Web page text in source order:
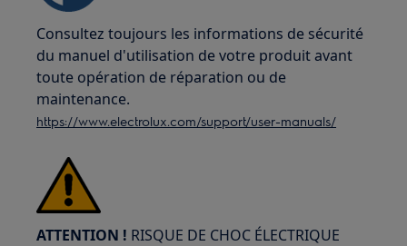
Consultez toujours les informations de sécurité
du manuel d'utilisation de votre produit avant
toute opération de réparation ou de
maintenance.
https://www.electrolux.com/support/user-manuals/
ATTENTION ! RISQUE DE CHOC ÉLECTRIQUE